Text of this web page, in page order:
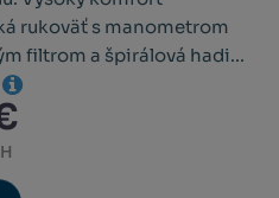
rukoväť s manometrom
filtrom a špirálová hadi...